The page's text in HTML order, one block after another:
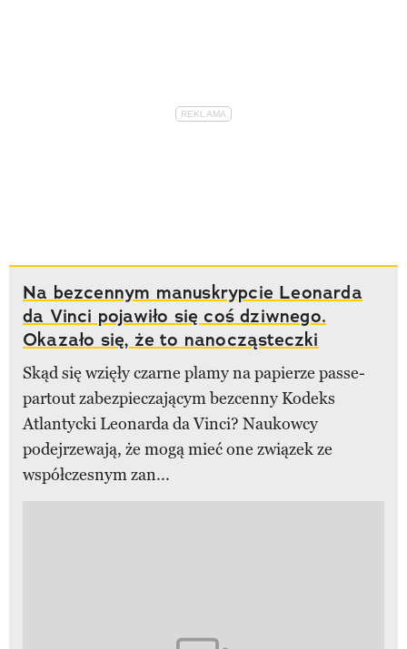
Na bezcennym manuskrypcie Leonarda
da Vinci pojawiło się coś dziwnego.
Okazało się, że to nanocząsteczki
Skąd się wzięły czarne plamy na papierze passe-
partout zabezpieczającym bezcenny Kodeks
Atlantycki Leonarda da Vinci? Naukowcy
podejrzewają, że mogą mieć one związek ze
współczesnym zan...